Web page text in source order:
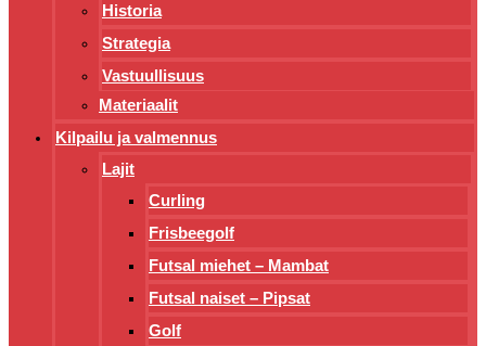
Historia
Strategia
Vastuullisuus
Materiaalit
Kilpailu ja valmennus
Lajit
Curling
Frisbeegolf
Futsal miehet – Mambat
Futsal naiset – Pipsat
Golf